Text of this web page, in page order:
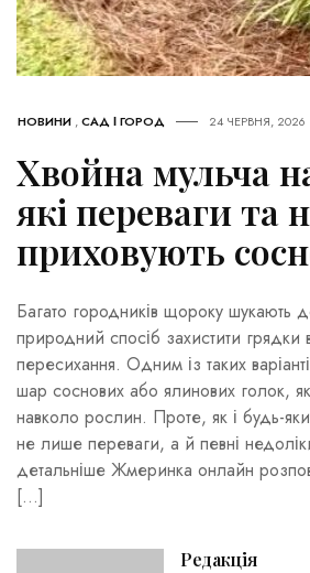
НОВИНИ ,САД І ГОРОД 24 ЧЕРВНЯ, 2026
Хвойна мульча
які переваги та
приховують
Багато городників щороку шукають
природний спосіб захистити грядки
пересихання. Одним із таких
шар соснових або ялинових голок,
навколо рослин. Проте, як і будь-
не лише переваги, а й певні
детальніше Жмеринка онлайн
[…]
Редакція